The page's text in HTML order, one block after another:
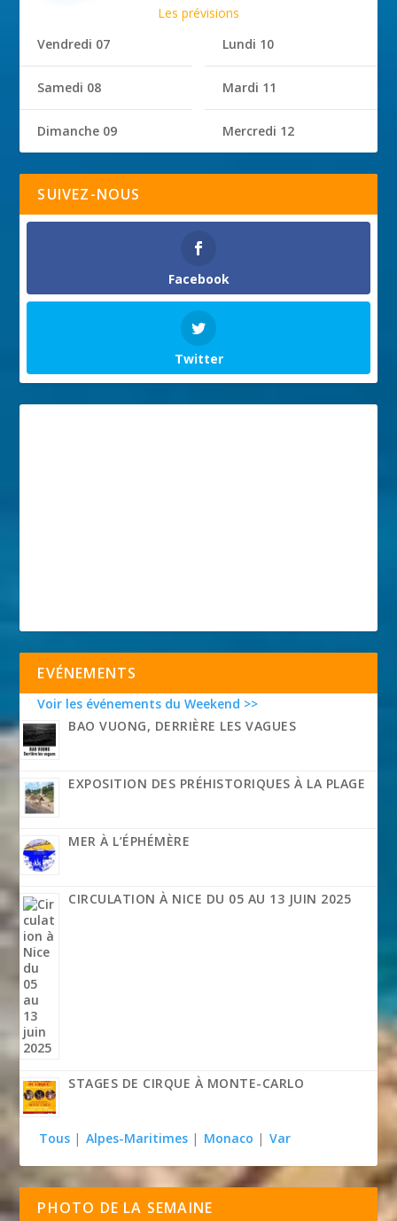
Les prévisions
Vendredi 07
Samedi 08
Dimanche 09
Lundi 10
Mardi 11
Mercredi 12
SUIVEZ-NOUS
Facebook
Twitter
EVÉNEMENTS
Voir les événements du Weekend >>
BAO VUONG, DERRIÈRE LES VAGUES
EXPOSITION DES PRÉHISTORIQUES À LA PLAGE
MER À L’ÉPHÉMÈRE
CIRCULATION À NICE DU 05 AU 13 JUIN 2025
STAGES DE CIRQUE À MONTE-CARLO
Tous | Alpes-Maritimes | Monaco | Var
PHOTO DE LA SEMAINE